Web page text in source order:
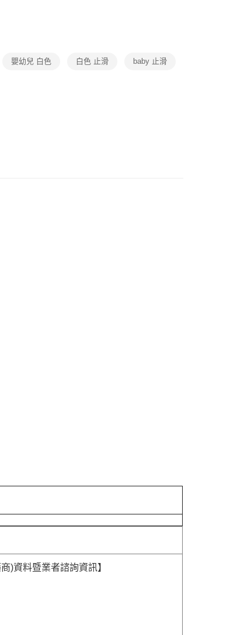
嬰幼兒 白色 白色 止滑 baby 止滑
)資料暨業者諮詢資訊】